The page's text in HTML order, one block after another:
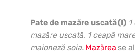
Pate de mazăre uscată (I) 1
mazăre uscată, 1 ceapă
maioneză soia. Mazărea se